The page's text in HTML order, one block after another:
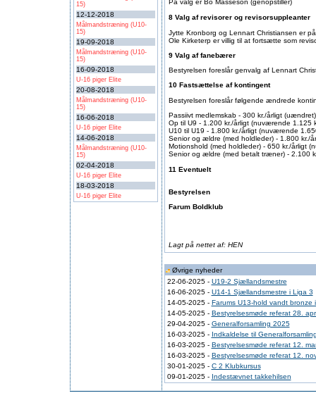
15)
12-12-2018
Målmandstræning (U10-
15)
19-09-2018
Målmandstræning (U10-
15)
16-09-2018
U-16 piger Elite
20-08-2018
Målmandstræning (U10-
15)
16-06-2018
U-16 piger Elite
14-06-2018
Målmandstræning (U10-
15)
02-04-2018
U-16 piger Elite
18-03-2018
U-16 piger Elite
På valg er Bo Masseson (genopstiller)
8 Valg af revisorer og revisorsuppleanter
Jytte Kronborg og Lennart Christiansen er
Ole Kirketerp er villig til at fortsætte som
9 Valg af fanebærer
Bestyrelsen foreslår genvalg af Lennart
10 Fastsættelse af kontingent
Bestyrelsen foreslår følgende ændrede
Passiivt medlemskab - 300 kr./årligt (uændret)
Op til U9 - 1.200 kr./årligt (nuværende 1.125
U10 til U19 - 1.800 kr./årligt (nuværende
Senior og ældre (med holdleder) - 1.800 kr./
Motionshold (med holdleder) - 650 kr./årligt
Senior og ældre (med betalt træner) - 2.100
11 Eventuelt
Bestyrelsen
Farum Boldklub
Lagt på nettet af: HEN
Øvrige nyheder
22-06-2025 - U19-2 Sjællandsmestre
16-06-2025 - U14-1 Sjællandsmestre i Liga 3
14-05-2025 - Farums U13-hold vandt bronze
14-05-2025 - Bestyrelsesmøde referat 28.
29-04-2025 - Generalforsamling 2025
16-03-2025 - Indkaldelse til
16-03-2025 - Bestyrelsesmøde referat 12.
16-03-2025 - Bestyrelsesmøde referat 12.
30-01-2025 - C 2 Klubkursus
09-01-2025 - Indestævnet takkehilsen